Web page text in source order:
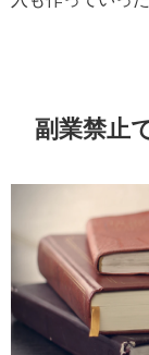
副業禁止